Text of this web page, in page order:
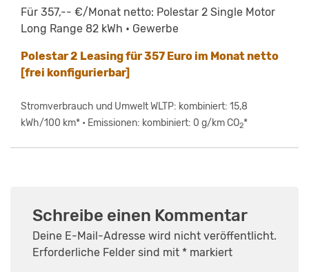
Für 357,-- €/Monat netto: Polestar 2 Single Motor
Long Range 82 kWh • Gewerbe
Polestar 2 Leasing für 357 Euro im Monat netto
[frei konfigurierbar]
Stromverbrauch und Umwelt WLTP: kombiniert: 15,8
kWh/100 km* • Emissionen: kombiniert: 0 g/km CO2*
Schreibe einen Kommentar
Deine E-Mail-Adresse wird nicht veröffentlicht.
Erforderliche Felder sind mit * markiert